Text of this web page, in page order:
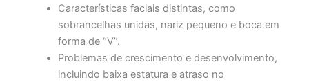
Características faciais distintas, como
sobrancelhas unidas, nariz pequeno e boca em
forma de “V”.
Problemas de crescimento e desenvolvimento,
incluindo baixa estatura e atraso no